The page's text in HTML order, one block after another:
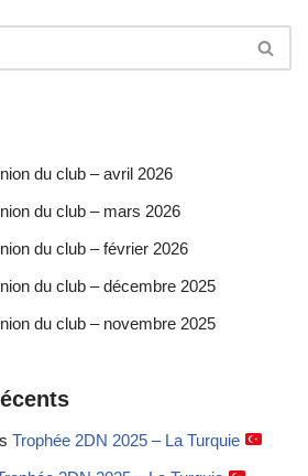
du club – avril 2026
du club – mars 2026
du club – février 2026
du club – décembre 2025
du club – novembre 2025
Trophée 2DN 2025 – La Turquie